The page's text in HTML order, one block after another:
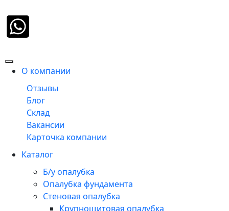
О компании
Отзывы
Блог
Склад
Вакансии
Карточка компании
Каталог
Б/у опалубка
Опалубка фундамента
Стеновая опалубка
Крупнощитовая опалубка